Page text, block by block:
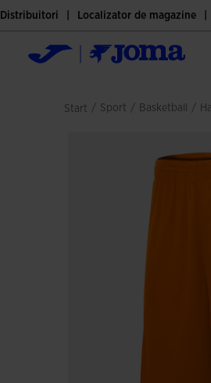
Distribuitori Localizator de magazine
Start / sport / basketball /